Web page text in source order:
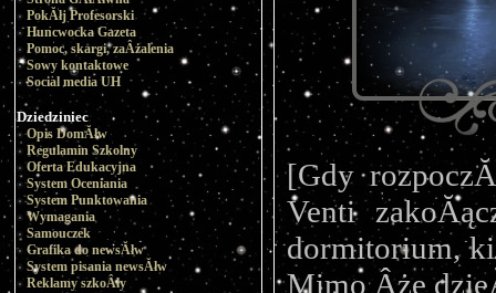
PokĂłj Profesorski
Huncwocka Gazeta
Pomoc, skargi, zaÂżalenia
Sowy kontaktowe
Social media UH
Dziedziniec
Opis DomĂłw
Regulamin Szkolny
Oferta Edukacyjna
System Oceniania
System Punktowania
Wymagania
Samouczek
Grafika do newsĂłw
System pisania newsĂłw
Reklamy szkoÂły
[Gdy
Venti
dormitorium,
Mimo Âże